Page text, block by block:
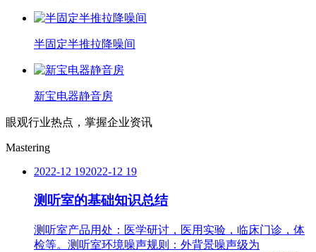
半固定半推拉降噪间
新宝电器静音房
眼观行业热点，掌握企业资讯
Mastering
2022-12 192022-12 19
测听室的基础知识总结
测听室产品用处：医学研讨，医用实验，临床门诊，体
检等。测听室环境噪声规则：外背景噪声级为